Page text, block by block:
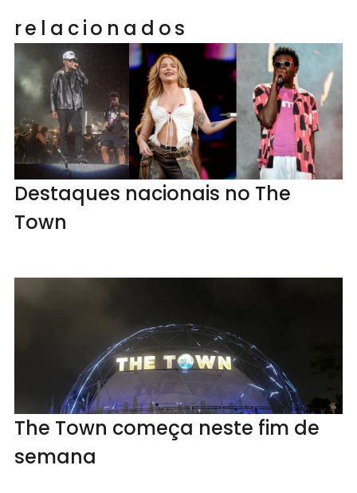
relacionados
Destaques nacionais no The
Town
The Town começa neste fim de
semana